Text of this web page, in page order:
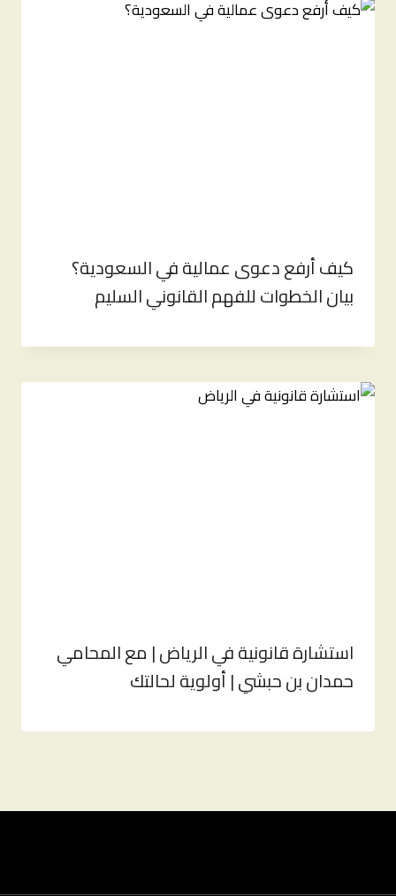
كيف أرفع دعوى عمالية في السعودية؟
بيان الخطوات للفهم القانوني السليم
استشارة قانونية في الرياض | مع المحامي
حمدان بن حبشي | أولوية لحالتك